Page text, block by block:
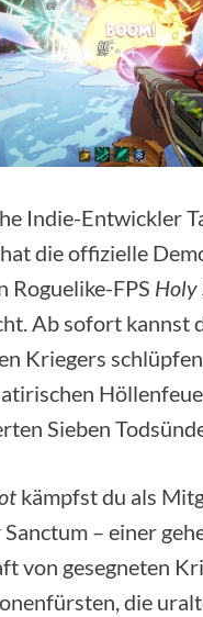
Indie-Entwickler
die offizielle
Roguelike-FPS Holy
Ab sofort kannst
Kriegers
Sieben
kämpfst du als
– einer
von gesegneten
die